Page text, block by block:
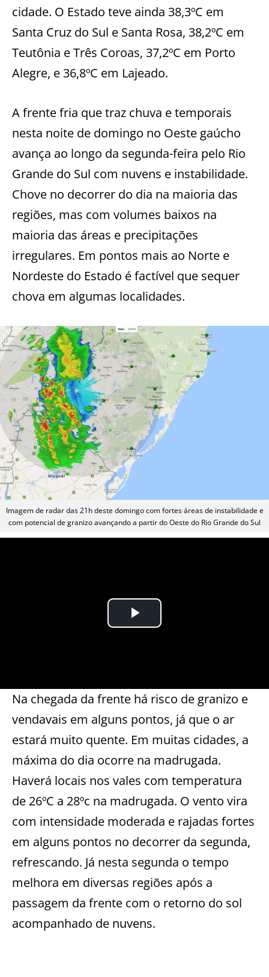
cidade. O Estado teve ainda 38,3ºC em
Santa Cruz do Sul e Santa Rosa, 38,2ºC em
Teutônia e Três Coroas, 37,2ºC em Porto
Alegre, e 36,8ºC em Lajeado.
A frente fria que traz chuva e temporais
nesta noite de domingo no Oeste gaúcho
avança ao longo da segunda-feira pelo Rio
Grande do Sul com nuvens e instabilidade.
Chove no decorrer do dia na maioria das
regiões, mas com volumes baixos na
maioria das áreas e precipitações
irregulares. Em pontos mais ao Norte e
Nordeste do Estado é factível que sequer
chova em algumas localidades.
Imagem de radar das 21h deste domingo com fortes áreas de instabilidade e
com potencial de granizo avançando a partir do Oeste do Rio Grande do Sul
Na chegada da frente há risco de granizo e
vendavais em alguns pontos, já que o ar
estará muito quente. Em muitas cidades, a
máxima do dia ocorre na madrugada.
Haverá locais nos vales com temperatura
de 26ºC a 28ºc na madrugada. O vento vira
com intensidade moderada e rajadas fortes
em alguns pontos no decorrer da segunda,
refrescando. Já nesta segunda o tempo
melhora em diversas regiões após a
passagem da frente com o retorno do sol
acompanhado de nuvens.